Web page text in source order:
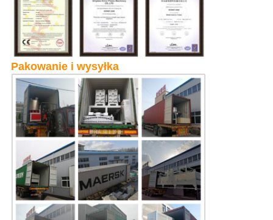
Pakowanie i wysyłka